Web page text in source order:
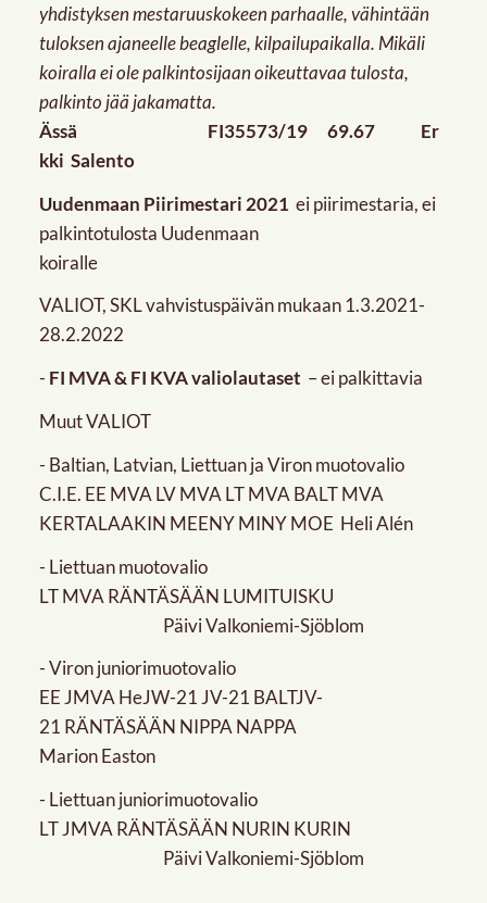
yhdistyksen mestaruuskokeen parhaalle, vähintään
tuloksen ajaneelle beaglelle, kilpailupaikalla. Mikäli
koiralla ei ole palkintosijaan oikeuttavaa tulosta,
palkinto jää jakamatta.
Ässä FI35573/19 69.67 Er
kki Salento
Uudenmaan Piirimestari 2021 ei piirimestaria, ei
palkintotulosta Uudenmaan
koiralle
VALIOT, SKL vahvistuspäivän mukaan 1.3.2021-
28.2.2022
- FI MVA & FI KVA valiolautaset – ei palkittavia
Muut VALIOT
- Baltian, Latvian, Liettuan ja Viron muotovalio
C.I.E. EE MVA LV MVA LT MVA BALT MVA
KERTALAAKIN MEENY MINY MOE Heli Alén
- Liettuan muotovalio
LT MVA RÄNTÄSÄÄN LUMITUISKU
Päivi Valkoniemi-Sjöblom
- Viron juniorimuotovalio
EE JMVA HeJW-21 JV-21 BALTJV-
21 RÄNTÄSÄÄN NIPPA NAPPA
Marion Easton
- Liettuan juniorimuotovalio
LT JMVA RÄNTÄSÄÄN NURIN KURIN
Päivi Valkoniemi-Sjöblom